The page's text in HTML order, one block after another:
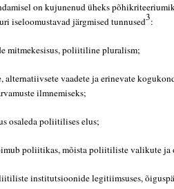
on kujunenud üheks
iseloomustavad järgmised tunnused3:
mitmekesisus, poliitiline pluralism;
alternatiivsete vaadete ja erinevate
ilmnemiseks;
osaleda poliitilises elus;
poliitikas, mõista poliitiliste valikute ja
institutsioonide legitiimsuses,